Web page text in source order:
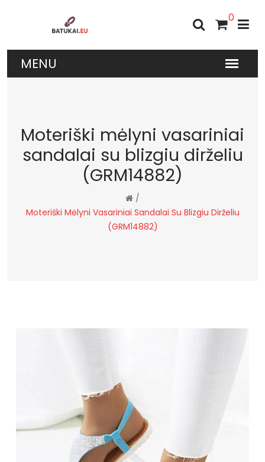
0
Moteriški mėlyni vasariniai
sandalai su blizgiu dirželiu
(GRM14882)
/
Moteriški Mėlyni Vasariniai Sandalai Su Blizgiu Dirželiu
(GRM14882)